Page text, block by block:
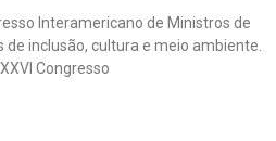
Interamericano de Ministros de
inclusão, cultura e meio ambiente.
Congresso